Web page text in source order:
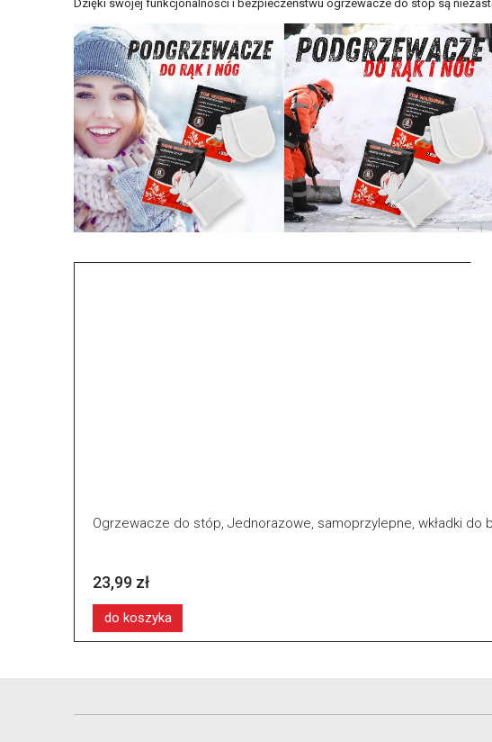
Dzięki swojej funkcjonalności i bezpieczeństwu ogrzewacze do stóp są
Ogrzewacze do stóp, Jednorazowe, samoprzylepne, wkładki do
23,99 zł
do koszyka